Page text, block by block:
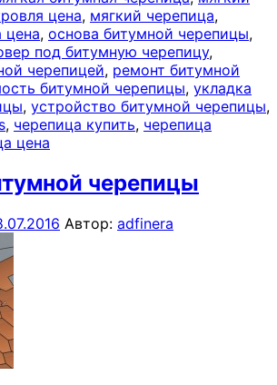
цена, мягкий черепица,
цена, основа битумной черепицы,
под битумную черепицу,
черепицей, ремонт битумной
битумной черепицы, укладка
, устройство битумной черепицы,
, черепица купить, черепица
цена
черепицы
Автор: adfinera